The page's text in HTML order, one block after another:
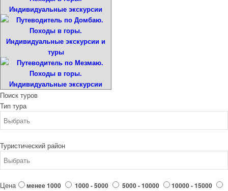
Поиск туров
Тип тура
Туристический район
Цена менее 1000 1000 - 5000 5000 - 10000
10000 - 15000